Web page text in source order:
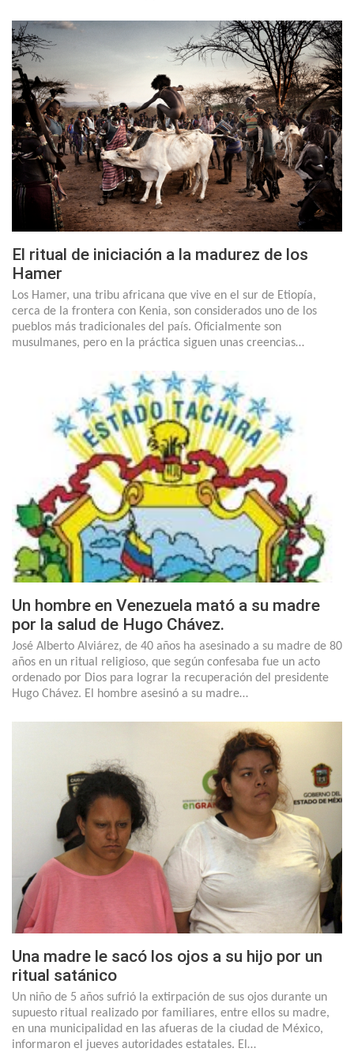
El ritual de iniciación a la madurez de los
Hamer
Los Hamer, una tribu africana que vive en el sur de Etiopía,
cerca de la frontera con Kenia, son considerados uno de los
pueblos más tradicionales del país. Oficialmente son
musulmanes, pero en la práctica siguen unas creencias…
Un hombre en Venezuela mató a su madre
por la salud de Hugo Chávez.
José Alberto Alviárez, de 40 años ha asesinado a su madre de 80
años en un ritual religioso, que según confesaba fue un acto
ordenado por Dios para lograr la recuperación del presidente
Hugo Chávez. El hombre asesinó a su madre…
Una madre le sacó los ojos a su hijo por un
ritual satánico
Un niño de 5 años sufrió la extirpación de sus ojos durante un
supuesto ritual realizado por familiares, entre ellos su madre,
en una municipalidad en las afueras de la ciudad de México,
informaron el jueves autoridades estatales. El…